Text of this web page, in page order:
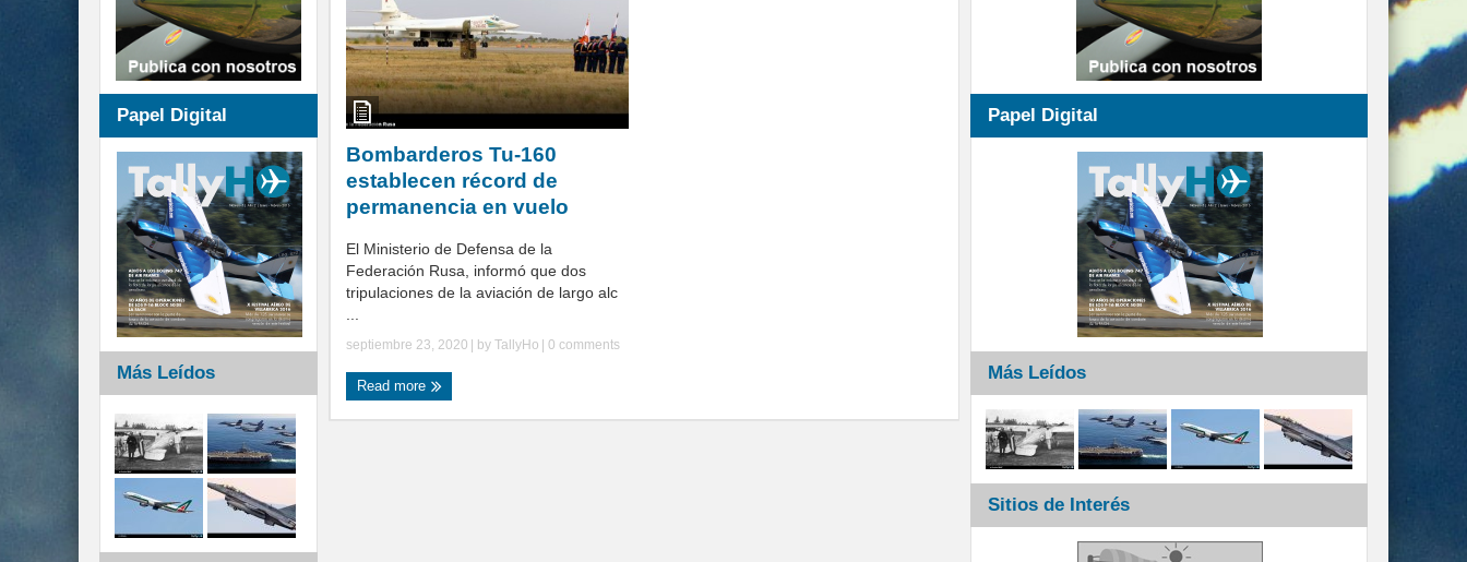
Bombarderos Tu-160
establecen récord de
permanencia en vuelo
El Ministerio de Defensa de la
Federación Rusa, informó que dos
tripulaciones de la aviación de largo alc
...
septiembre 23, 2020 | by TallyHo 0 comments
Read more
Papel Digital
Más Leídos
Papel Digital
Más Leídos
Sitios de Interés